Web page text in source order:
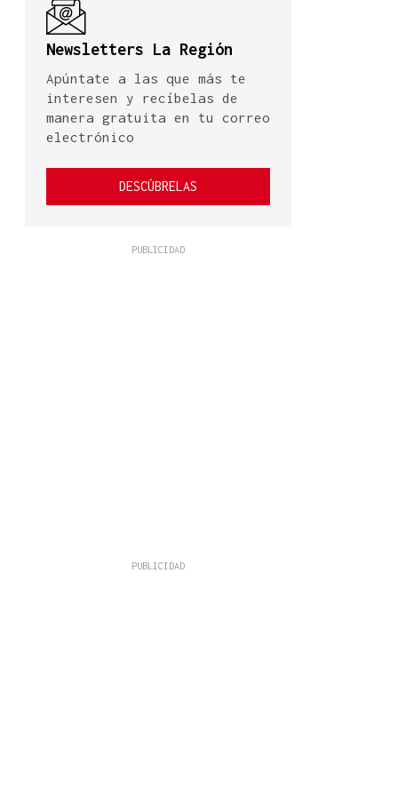
Newsletters La Región
Apúntate a las que más te
interesen y recíbelas de
manera gratuita en tu correo
electrónico
DESCÚBRELAS